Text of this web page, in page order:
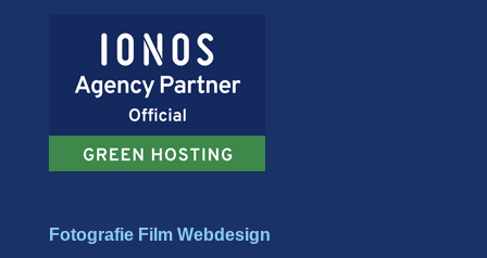
Fotografie Film Webdesign